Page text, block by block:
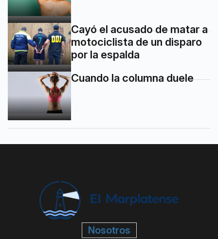
Cayó el acusado de matar a
motociclista de un disparo
por la espalda
Cuando la columna duele
Nosotros